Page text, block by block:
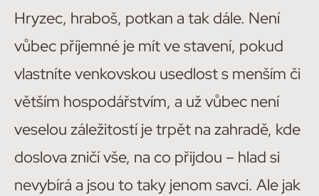
Hryzec, hraboš, potkan a tak dále. Není
vůbec příjemné je mít ve stavení, pokud
vlastníte venkovskou usedlost s menším či
větším hospodářstvím, a už vůbec není
veselou záležitostí je trpět na zahradě, kde
doslova zničí vše, na co přijdou – hlad si
nevybírá a jsou to taky jenom savci. Ale jak